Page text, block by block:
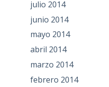
julio 2014
junio 2014
mayo 2014
abril 2014
marzo 2014
febrero 2014